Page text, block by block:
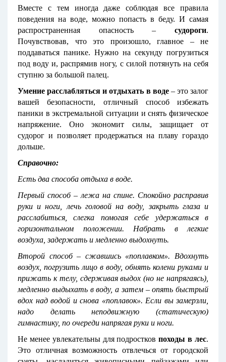
Вместе с тем иногда даже соблюдая все правила
поведения на воде, можно попасть в беду. И самая
распространенная опасность – судороги.
Почувствовав, что это произошло, главное – не
поддаваться панике. Нужно на секунду погрузиться
под воду и, распрямив ногу, с силой потянуть на себя
ступню за большой палец.
Умение расслабляться и отдыхать в воде– это залог
вашей безопасности, отличный способ избежать
паники в экстремальной ситуации и снять физическое
напряжение. Оно экономит силы, защищает от
судорог и позволяет продержаться на плаву гораздо
дольше.
Справочно:
Есть два способа отдыха в воде.
Первый способ – лежа на спине. Спокойно расправив
руки и ноги, лечь головой на воду, закрыть глаза и
расслабиться, слегка помогая себе удержаться в
горизонтальном положении. Набрать в легкие
воздуха, задержать и медленно выдохнуть.
Второй способ – сжавшись «поплавком». Вдохнуть
воздух, погрузить лицо в воду, обнять колени руками и
прижать к телу, сдерживая выдох (но не напрягаясь),
медленно выдыхать в воду, а затем – опять быстрый
вдох над водой и снова «поплавок». Если вы замерзли,
надо делать неподвижную (статическую)
гимнастику, по очереди напрягая руки и ноги.
Не менее увлекательны для подростковпоходы в лес.
Это отличная возможность отвлечься от городской